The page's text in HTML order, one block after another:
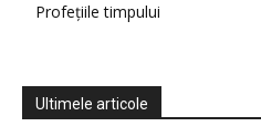
Profețiile timpului
Ultimele articole